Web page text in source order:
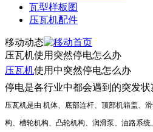
瓦型样板图
压瓦机配件
移动动态
压瓦机使用突然停电怎么办
压瓦机使用中突然停电怎么办
停电是各行业中都会遇到的突发状
压瓦机是由 机体、底部连杆、顶部机箱盖、
构、槽轮机构、凸轮机构、润滑泵、油路系